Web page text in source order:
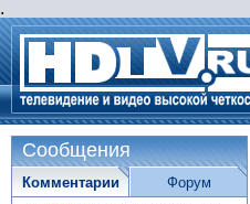
.
Сообщения
Комментарии Форум